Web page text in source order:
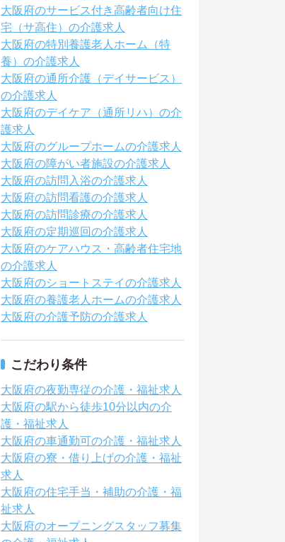
大阪府のサービス付き高齢者向け住
宅（サ高住）の介護求人
大阪府の特別養護老人ホーム（特
養）の介護求人
大阪府の通所介護（デイサービス）
の介護求人
大阪府のデイケア（通所リハ）の介
護求人
大阪府のグループホームの介護求人
大阪府の障がい者施設の介護求人
大阪府の訪問入浴の介護求人
大阪府の訪問看護の介護求人
大阪府の訪問診療の介護求人
大阪府の定期巡回の介護求人
大阪府のケアハウス・高齢者住宅地
の介護求人
大阪府のショートステイの介護求人
大阪府の養護老人ホームの介護求人
大阪府の介護予防の介護求人
こだわり条件
大阪府の夜勤専従の介護・福祉求人
大阪府の駅から徒歩10分以内の介
護・福祉求人
大阪府の車通勤可の介護・福祉求人
大阪府の寮・借り上げの介護・福祉
求人
大阪府の住宅手当・補助の介護・福
祉求人
大阪府のオープニングスタッフ募集